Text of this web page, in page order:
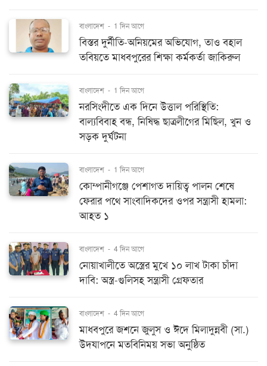
বাংলাদেশ - 1 দিন আগে
বিস্তর দুর্নীতি-অনিয়মের অভিযোগ, তাও বহাল
তবিয়তে মাধবপুরের শিক্ষা কর্মকর্তা জাকিরুল
বাংলাদেশ - 1 দিন আগে
নরসিংদীতে এক দিনে উত্তাল পরিস্থিতি:
বাল্যবিবাহ বন্ধ, নিষিদ্ধ ছাত্রলীগের মিছিল, খুন ও
সড়ক দুর্ঘটনা
বাংলাদেশ - 1 দিন আগে
কোম্পানীগঞ্জে পেশাগত দায়িত্ব পালন শেষে
ফেরার পথে সাংবাদিকদের ওপর সন্ত্রাসী হামলা:
আহত ১
বাংলাদেশ - 4 দিন আগে
নোয়াখালীতে অস্ত্রের মুখে ১০ লাখ টাকা চাঁদা
দাবি: অস্ত্র-গুলিসহ সন্ত্রাসী গ্রেফতার
বাংলাদেশ - 4 দিন আগে
মাধবপুরে জশনে জুলুস ও ঈদে মিলাদুন্নবী (সা.)
উদযাপনে মতবিনিময় সভা অনুষ্ঠিত